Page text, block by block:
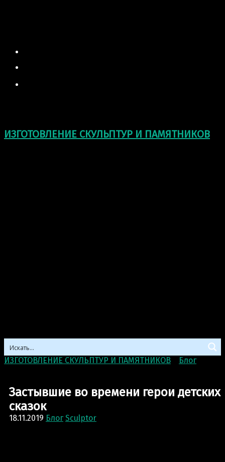
ИЗГОТОВЛЕНИЕ СКУЛЬПТУР И ПАМЯТНИКОВ
ИЗГОТОВЛЕНИЕ СКУЛЬПТУР И ПАМЯТНИКОВ Блог>
Застывшие во времени герои детских
сказок
18.11.2019 Блог Sculptor